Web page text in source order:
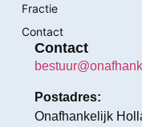
Fractie
Contact
Contact
Postadres:
Onafhankelijk